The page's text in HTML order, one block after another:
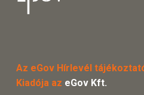
Az eGov Hírlevél
Kiadója az eGov Kft.